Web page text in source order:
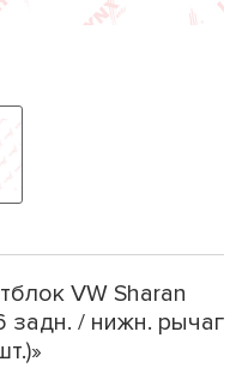
VW Sharan
задн. / нижн. рычаг